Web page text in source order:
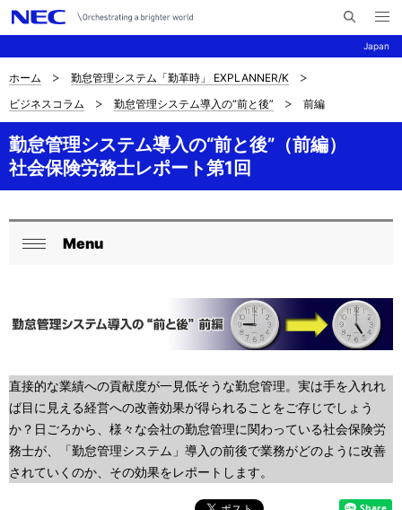
Japan
イ
メ
ニ
ュ
ナ
ビ
ゲ
ー
ョ
サ
イ
ト
内
の
現
位
を
表
示
し
ホーム
勤怠管理システム「勤革時」 EXPLANNER/K
ビジネスコラム
勤怠管理システム導入の“前と後” 前編
勤怠管理システム導入の“前と後”（前編）
社会保険労務士レポート第1回
ロ
カ
ナ
ビ
ゲ
ー
Menu
直接的な業績への貢献度が一見低そうな勤怠管理。実は手を入れれ
ば目に見える経営への改善効果が得られることをご存じでしょう
か？日ごろから、様々な会社の勤怠管理に関わっている社会保険労
務士が、「勤怠管理システム」導入の前後で業務がどのように改善
されていくのか、その効果をレポートします。